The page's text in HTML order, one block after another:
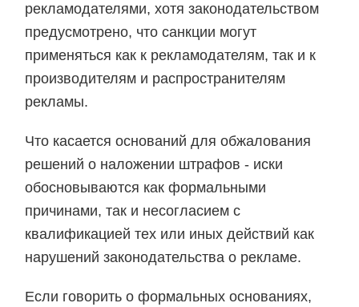
рекламодателями, хотя законодательством
предусмотрено, что санкции могут
применяться как к рекламодателям, так и к
производителям и распространителям
рекламы.
Что касается оснований для обжалования
решений о наложении штрафов - иски
обосновываются как формальными
причинами, так и несогласием с
квалификацией тех или иных действий как
нарушений законодательства о рекламе.
Если говорить о формальных основаниях,